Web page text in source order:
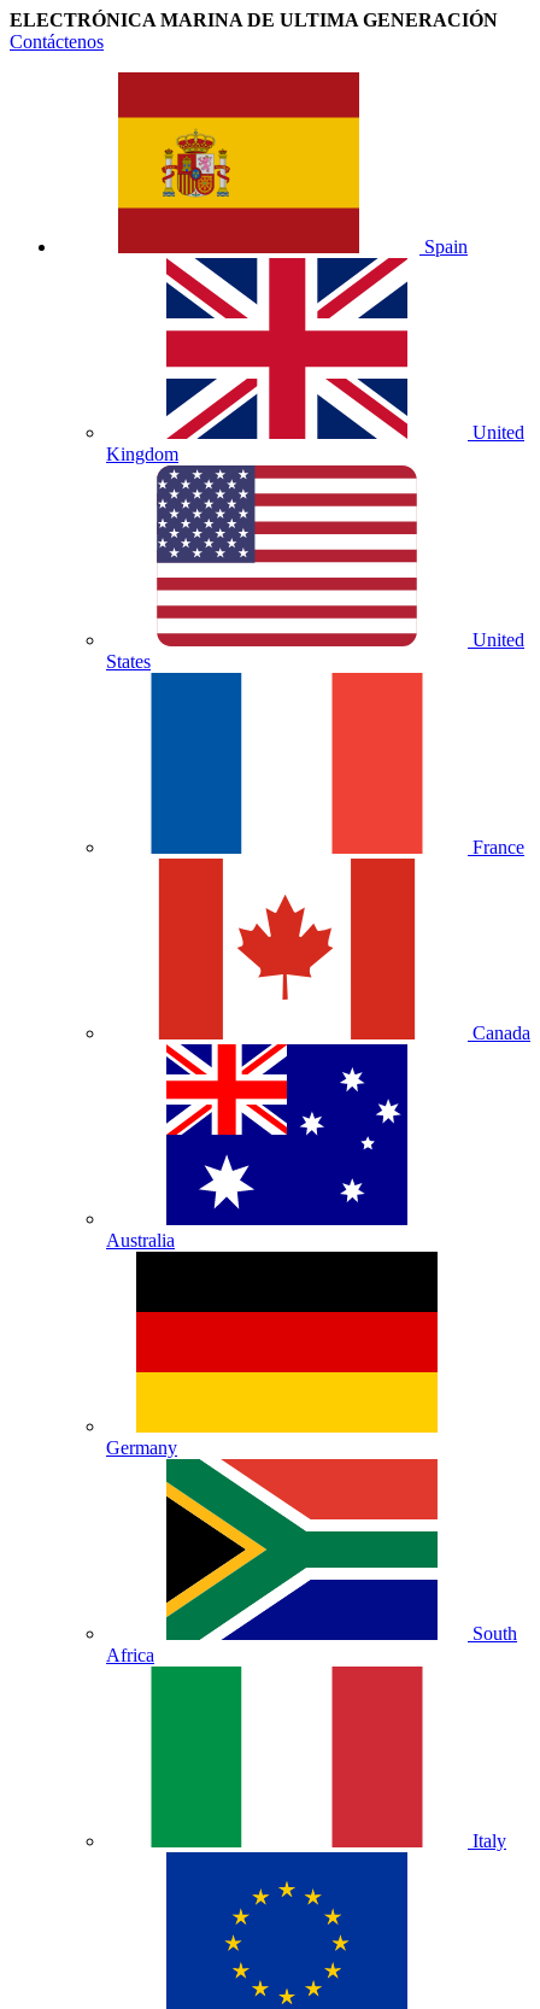
ELECTRÓNICA MARINA DE ULTIMA GENERACIÓN
Contáctenos
Spain
United
Kingdom
United
States
France
Canada
Australia
Germany
South
Africa
Italy